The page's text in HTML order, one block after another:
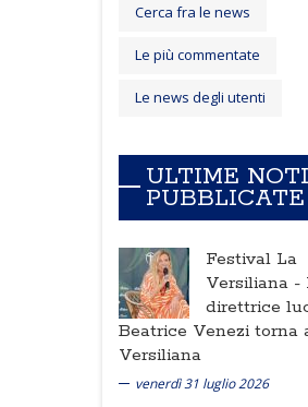
Cerca fra le news
Le più commentate
Le news degli utenti
ULTIME
PUBBLICATE
Festival La
Versiliana -
direttrice
Beatrice Venezi torna
Versiliana
venerdì 31 luglio 2026